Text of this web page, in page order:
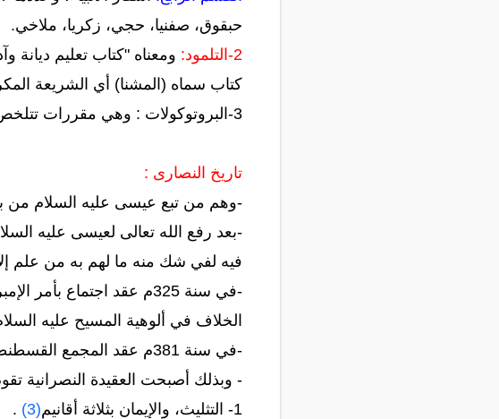
حبقوق، صفنيا، حجي، زكريا، ملاخي.
2-التلمود:
ومعناه "كتاب تعليم
كتاب سماه (المشنا) أي الشريعة
3-البروتوكولات : وهي مقررات تتلخص فصولها في تدبير الوسائل للسيطرة على السياسة العالمية.
تاريخ النصارى :
-وهم من تبع عيسى عليه السلام من
-بعد رفع الله تعالى لعيسى عليه
فيه لفي شك منه ما لهم به من علم
-في سنة 325م عقد
الخلاف في ألوهية المسيح عليه
-في سنة 381م عقد المجمع القسطنطيني الأول فقرر ألوهية (روح القدس).
- وبذلك أصبحت العقيدة النصرانية
1- التثليث، والإيمان بثلاثة أقانيم
(3)
.